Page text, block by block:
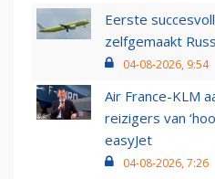
Eerste
zelfgemaakt
04-08-2026, 9:54
Air France-KLM
reizigers van
easyJet
04-08-2026, 7:26